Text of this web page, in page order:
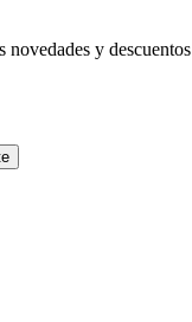
novedades y descuentos